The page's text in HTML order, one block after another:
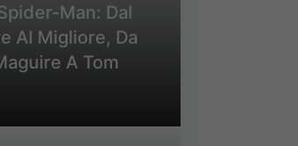
Man: Dal
Al Migliore, Da
A Tom